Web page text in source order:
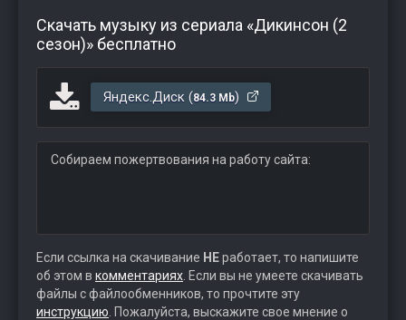
Скачать музыку из сериала «Дикинсон (2
сезон)» бесплатно
Яндекс.Диск (84.3 Mb)
Собираем пожертвования на работу сайта:
Если ссылка на скачивание НЕработает, то напишите
об этом в комментариях . Если вы не умеете скачивать
файлы с файлообменников, то прочтите эту
инструкцию . Пожалуйста, выскажите свое мнение о